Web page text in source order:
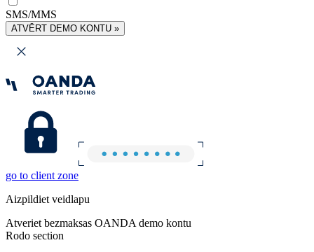
SMS/MMS
ATVĒRT DEMO KONTU »
go to client zone
Aizpildiet veidlapu
Atveriet bezmaksas OANDA demo kontu
Rodo section